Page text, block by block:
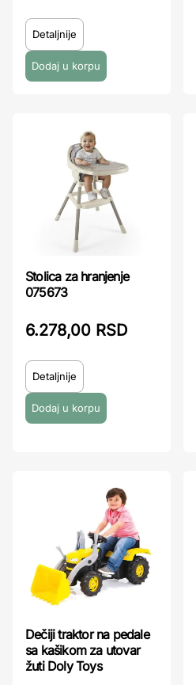
Detaljnije
Stolica za hranjenje
075673
6.278,00 RSD
Detaljnije
Dečiji traktor na pedale
sa kašikom za utovar
žuti Doly Toys